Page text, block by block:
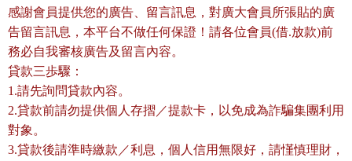
感謝會員提供您的廣告、留言訊息，對廣大會員所張貼的廣
告留言訊息，本平台不做任何保證！請各位會員(借.放款)前
務必自我審核廣告及留言內容。
貸款三歩驟：
1.請先詢問貸款內容。
2.貸款前請勿提供個人存摺／提款卡，以免成為詐騙集團利用
對象。
3.貸款後請準時繳款／利息，個人信用無限好，請慬慎理財，